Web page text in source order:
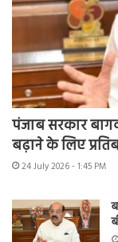
पंजाब सरकार
बढ़ाने के लिए
24 July 2026 - 1:45 PM